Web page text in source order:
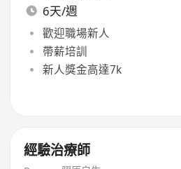
6天/週
歡迎職場新人
帶薪培訓
新人獎金高達7k
經驗治療師